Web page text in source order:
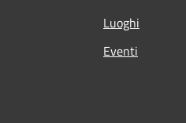
Luoghi
Eventi